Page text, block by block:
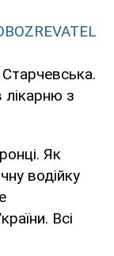
лікарню з
Як
водійку
Всі